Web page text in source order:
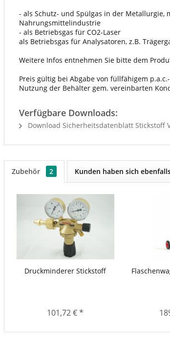
- als Schutz- und Spülgas in der
Nahrungsmittelindustrie
- als Betriebsgas für CO2-Laser
als Betriebsgas für Analysatoren, z.B.
Weitere Infos entnehmen Sie bitte dem
Preis gültig bei Abgabe von füllfähigem
Nutzung der Behälter gem. vereinbarten
Verfügbare Downloads:
Download Sicherheitsdatenblatt Stickstoff
Zubehör 2 Kunden haben sich
Druckminderer Stickstoff
101,72 € *